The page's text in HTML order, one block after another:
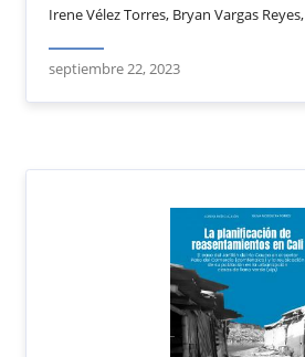
Irene Vélez Torres, Bryan Vargas Reyes,
septiembre 22, 2023